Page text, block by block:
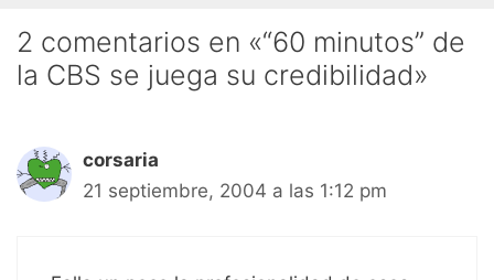
2 comentarios en «“60 minutos” de
la CBS se juega su credibilidad»
corsaria
21 septiembre, 2004 a las 1:12 pm